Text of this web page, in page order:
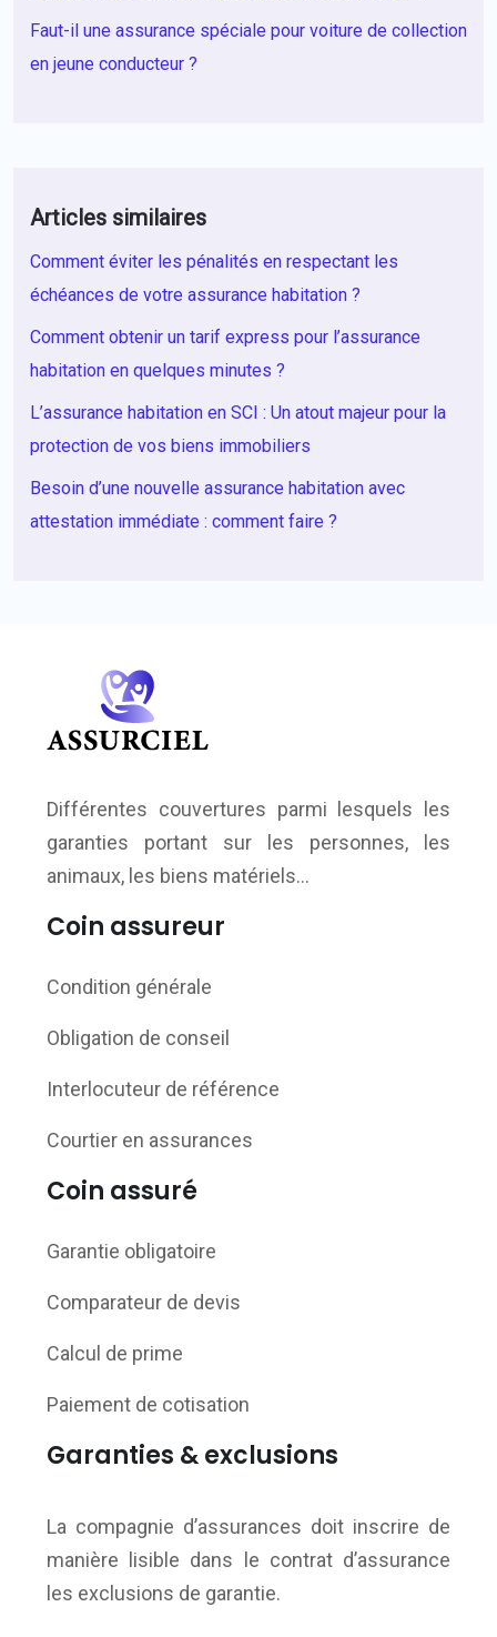
Faut-il une assurance spéciale pour voiture de collection
en jeune conducteur ?
Articles similaires
Comment éviter les pénalités en respectant les
échéances de votre assurance habitation ?
Comment obtenir un tarif express pour l’assurance
habitation en quelques minutes ?
L’assurance habitation en SCI : Un atout majeur pour la
protection de vos biens immobiliers
Besoin d’une nouvelle assurance habitation avec
attestation immédiate : comment faire ?
Différentes couvertures parmi lesquels les
garanties portant sur les personnes, les
animaux, les biens matériels…
Coin assureur
Condition générale
Obligation de conseil
Interlocuteur de référence
Courtier en assurances
Coin assuré
Garantie obligatoire
Comparateur de devis
Calcul de prime
Paiement de cotisation
Garanties & exclusions
La compagnie d’assurances doit inscrire de
manière lisible dans le contrat d’assurance
les exclusions de garantie.